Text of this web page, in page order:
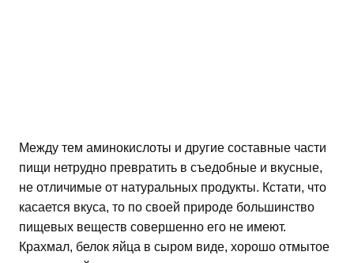
Между тем аминокислоты и другие составные части
пищи нетрудно превратить в съедобные и вкусные,
не отличимые от натуральных продукты. Кстати, что
касается вкуса, то по своей природе большинство
пищевых веществ совершенно его не имеют.
Крахмал, белок яйца в сыром виде, хорошо отмытое